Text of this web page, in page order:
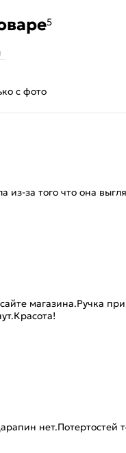
5
с фото
из-за того что она
магазина.Ручка
нет.Потертостей